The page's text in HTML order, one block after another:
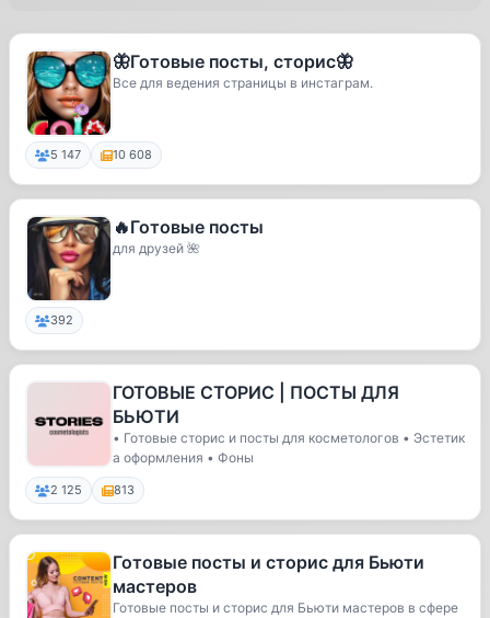
🦋Готовые посты, сторис🦋
Все для ведения страницы в инстаграм.
5 147 10 608
🔥Готовые посты
для друзей 🌺
392
ГОТОВЫЕ СТОРИС | ПОСТЫ ДЛЯ
БЬЮТИ
• Готовые сторис и посты для косметологов • Эстетик
а оформления • Фоны
2 125 813
Готовые посты и сторис для Бьюти
мастеров
Готовые посты и сторис для Бьюти мастеров в сфере